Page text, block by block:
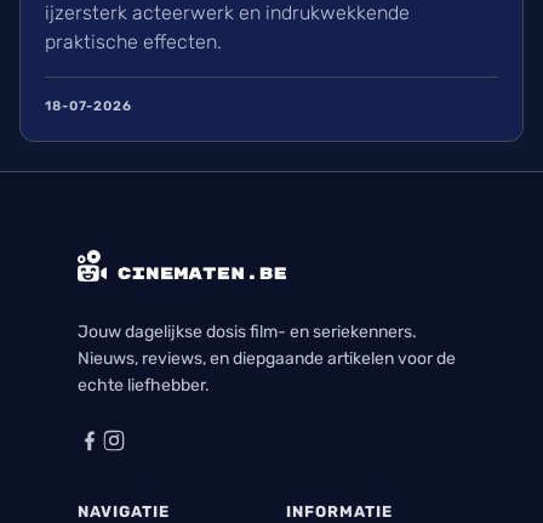
ijzersterk acteerwerk en indrukwekkende
praktische effecten.
18-07-2026
Jouw dagelijkse dosis film- en seriekenners.
Nieuws, reviews, en diepgaande artikelen voor de
echte liefhebber.
NAVIGATIE INFORMATIE